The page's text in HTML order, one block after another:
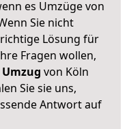
es Umzüge von
Sie nicht
Lösung für
Fragen wollen,
von Köln
Sie sie uns,
Antwort auf